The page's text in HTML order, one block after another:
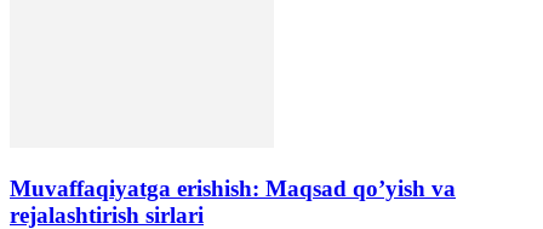
Muvaffaqiyatga erishish: Maqsad qo’yish va
rejalashtirish sirlari